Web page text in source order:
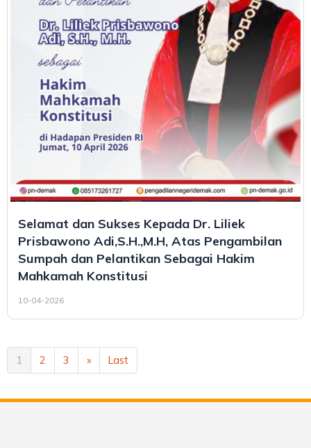
Selamat dan Sukses Kepada Dr. Liliek
Prisbawono Adi,S.H.,M.H, Atas Pengambilan
Sumpah dan Pelantikan Sebagai Hakim
Mahkamah Konstitusi
10-04-2026
1 2 3 » Last